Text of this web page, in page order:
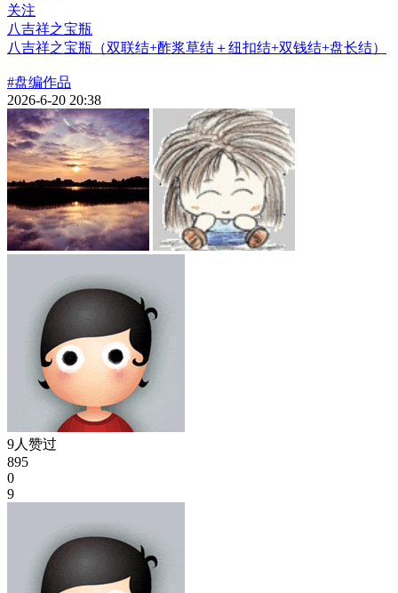
关注
八吉祥之宝瓶
八吉祥之宝瓶（双联结+酢浆草结＋纽扣结+双钱结+盘长结）
#盘编作品
2026-6-20 20:38
9人赞过
895
0
9